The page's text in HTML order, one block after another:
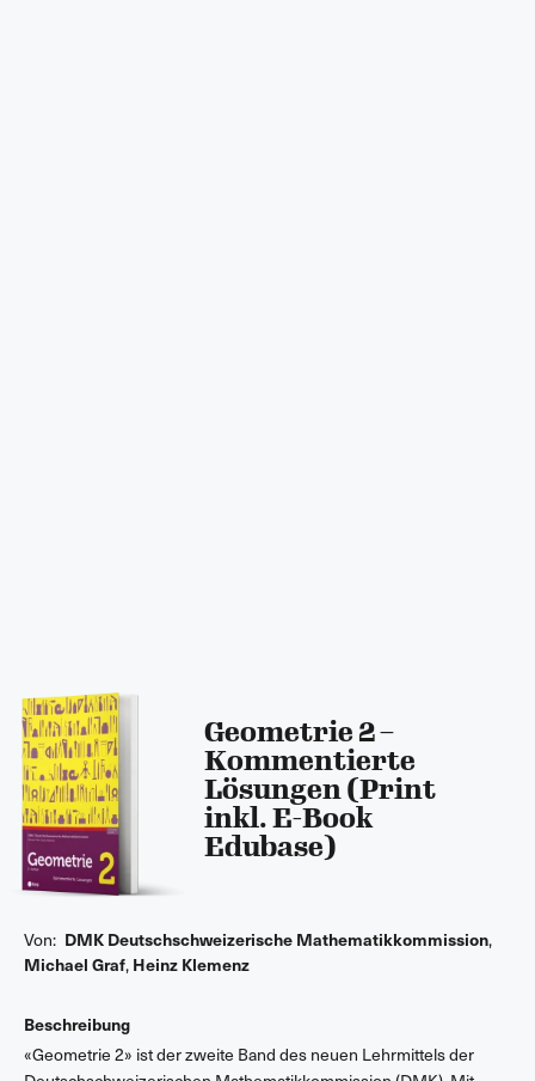
Geometrie 2 –
Kommentierte
Lösungen (Print
inkl. E-Book
Edubase)
Von: DMK Deutschschweizerische Mathematikkommission,
Michael Graf, Heinz Klemenz
Beschreibung
«Geometrie 2» ist der zweite Band des neuen Lehrmittels der